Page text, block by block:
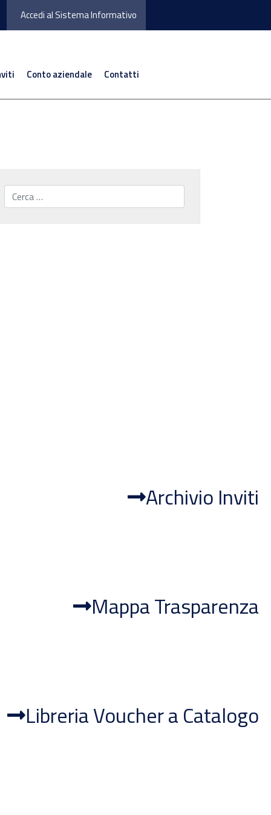
Accedi al Sistema Informativo
Conto aziendale Contatti
Cerca...
Archivio Inviti
Mappa Trasparenza
Libreria Voucher a Catalogo